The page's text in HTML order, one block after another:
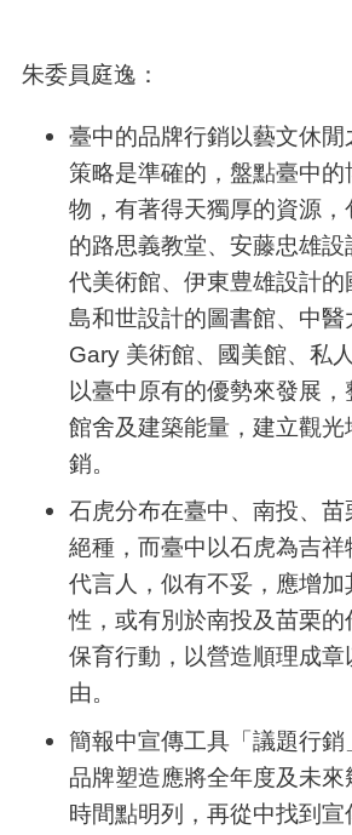
朱委員庭逸：
臺中的品牌行銷以藝文休
策略是準確的，盤點臺中的
物，有著得天獨厚的資源
的路思義教堂、安藤忠雄
代美術館、伊東豊雄設計
島和世設計的圖書館、中醫
Gary 美術館、國美館、私
以臺中原有的優勢來發展
館舍及建築能量，建立觀
銷。
石虎分布在臺中、南投、
絕種，而臺中以石虎為吉
代言人，似有不妥，應增
性，或有別於南投及苗栗的
保育行動，以營造順理成章
由。
簡報中宣傳工具「議題行銷
品牌塑造應將全年度及未
時間點明列，再從中找到宣